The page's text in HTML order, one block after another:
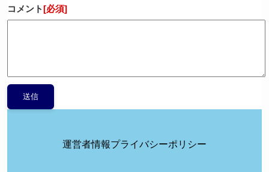
コメント[必須]
運営者情報プライバシーポリシー